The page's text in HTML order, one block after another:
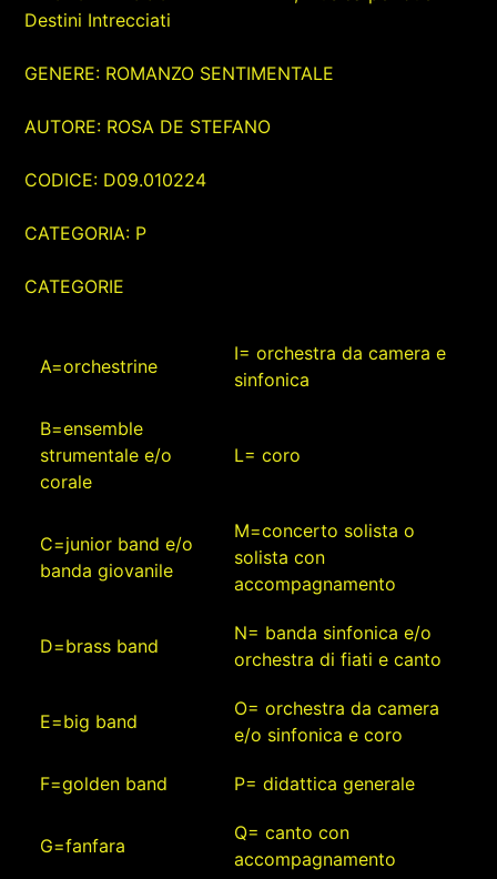
Destini Intrecciati
GENERE: ROMANZO SENTIMENTALE
AUTORE: ROSA DE STEFANO
CODICE: D09.010224
CATEGORIA: P
CATEGORIE
A=orchestrine
I= orchestra da camera e
sinfonica
B=ensemble
strumentale e/o
corale
L= coro
C=junior band e/o
banda giovanile
M=concerto solista o
solista con
accompagnamento
D=brass band
N= banda sinfonica e/o
orchestra di fiati e canto
E=big band
O= orchestra da camera
e/o sinfonica e coro
F=golden band P= didattica generale
G=fanfara
Q= canto con
accompagnamento